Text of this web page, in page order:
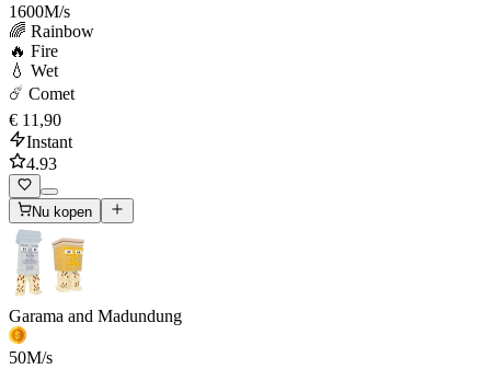
1600M/s
🌈 Rainbow
🔥 Fire
💧 Wet
☄️ Comet
€ 11,90
Instant
4.93
Nu kopen
Garama and Madundung
50M/s